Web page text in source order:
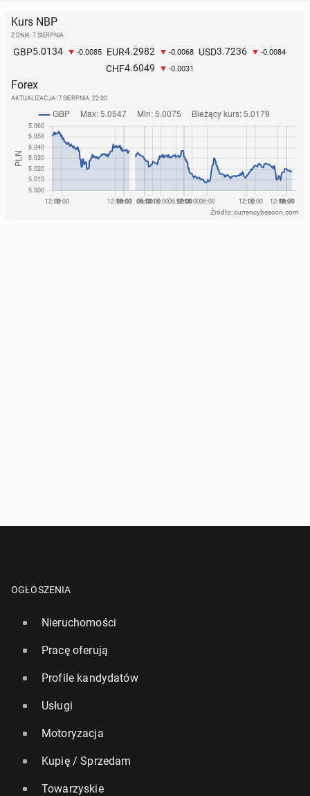
Kurs NBP
Z DNIA: 7 SIERPNIA
GBP5.0134 -0.0085 EUR4.2982 -0.0068 USD3.7236 -0.0084
CHF4.6049 -0.0031
Forex
AKTUALIZACJA: 7 SIERPNIA, 22:00
Źródło: currencybeacon.com
OGŁOSZENIA
Nieruchomości
Pracę oferują
Profile kandydatów
Usługi
Motoryzacja
Kupię / Sprzedam
Towarzyskie